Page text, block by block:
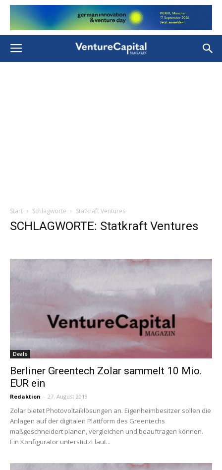
Start Schlagworte Statkraft Ventures
SCHLAGWORTE: Statkraft Ventures
Deals
Berliner Greentech Zolar sammelt 10 Mio.
EUR ein
Redaktion - 27. August 2019
Zolar bietet Photovoltaiklösungen an. Eigenheimbesitzer sollen die
Anlagen auf der digitalen Plattform des Greentechs
maßgeschneidert planen, vergleichen und beauftragen können.
Ein Konfigurator unterstützt laut...